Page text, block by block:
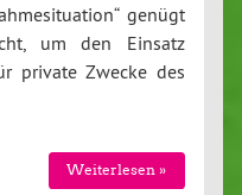
genügt
um den Einsatz
private Zwecke des
Weiterlesen »